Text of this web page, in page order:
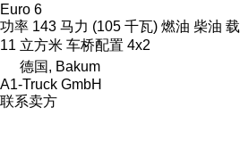
Euro 6
功率 143 马力 (105 千瓦) 燃油 柴油
11 立方米 车桥配置 4x2
德国, Bakum
A1-Truck GmbH
联系卖方